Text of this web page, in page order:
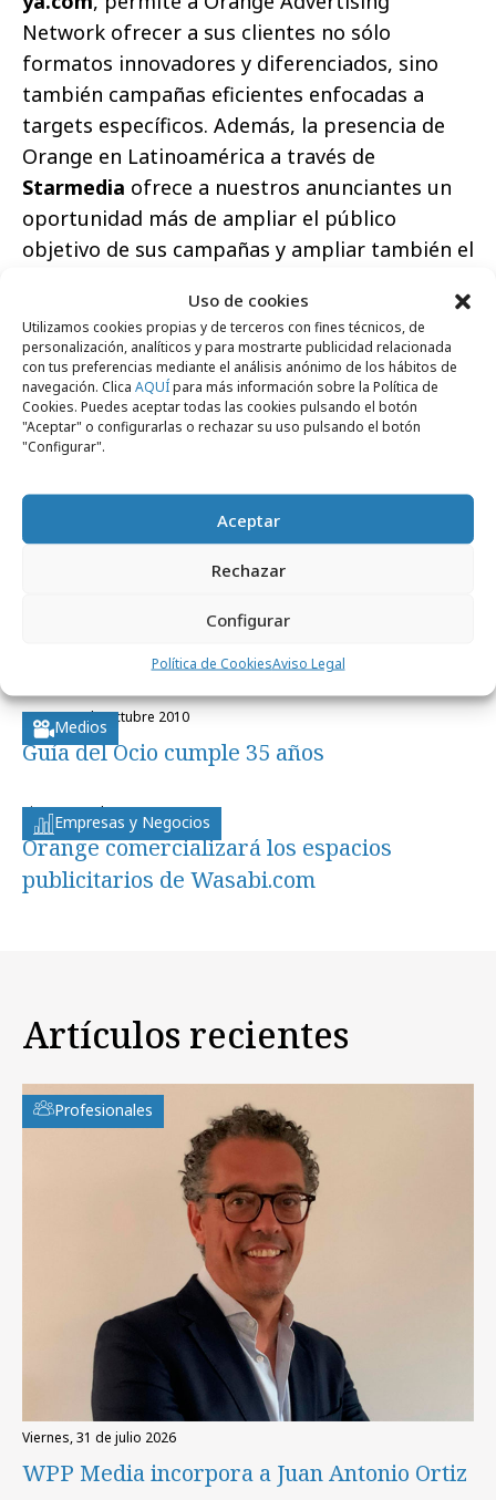
Uso de cookies
Utilizamos cookies propias y de terceros con fines técnicos, de
personalización, analíticos y para mostrarte publicidad relacionada
con tus preferencias mediante el análisis anónimo de los hábitos de
navegación. Clica AQUÍpara más información sobre la Política de
Cookies. Puedes aceptar todas las cookies pulsando el botón
"Aceptar" o configurarlas o rechazar su uso pulsando el botón
"Configurar".
Aceptar
Rechazar
Configurar
Política de CookiesAviso Legal
Network ofrecer a sus clientes no sólo
formatos innovadores y diferenciados, sino
también campañas eficientes enfocadas a
targets específicos. Además, la presencia de
Orange en Latinoamérica a través de
Starmedia ofrece a nuestros anunciantes un
oportunidad más de ampliar el público
objetivo de sus campañas y ampliar también el
Comparte
Noticias Relacionadas
La Guía del Ocio se renueva
Medios
lunes, 25 de octubre 2010
Guía del Ocio cumple 35 años
Empresas y Negocios
viernes, 29 de mayo 2009
Orange comercializará los espacios
publicitarios de Wasabi.com
Artículos recientes
Profesionales
viernes, 31 de julio 2026
WPP Media incorpora a Juan Antonio Ortiz